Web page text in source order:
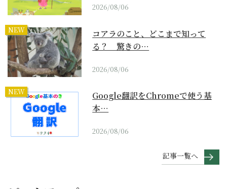
2026/08/06
NEW
コアラのこと、どこまで知って
る？ 驚きの…
2026/08/06
NEW
Google翻訳をChromeで使う基
本…
2026/08/06
記事一覧へ